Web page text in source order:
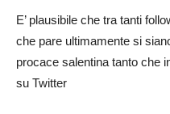
E’ plausibile che tra tanti
che pare ultimamente si
procace salentina tanto che
su Twitter